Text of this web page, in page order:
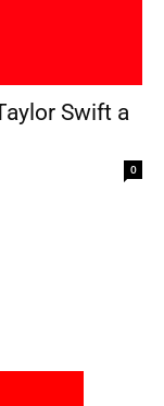
Swift a
0